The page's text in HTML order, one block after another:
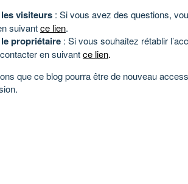
visiteurs : Si vous avez des questions,
suivantce lien.
propriétaire : Si vous souhaitez rétablir
en suivantce lien.
que ce blog pourra être de nouveau